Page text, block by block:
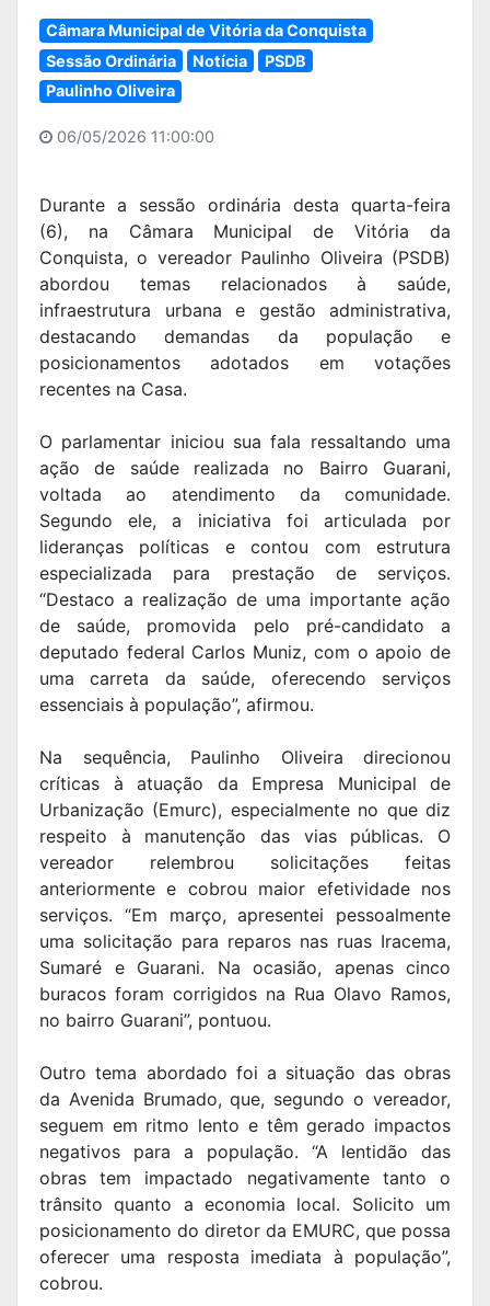
Câmara Municipal de Vitória da Conquista
Sessão Ordinária
Notícia
PSDB
Paulinho Oliveira
06/05/2026 11:00:00
Durante a sessão ordinária desta quarta-feira
(6), na Câmara Municipal de Vitória da
Conquista, o vereador Paulinho Oliveira (PSDB)
abordou temas relacionados à saúde,
infraestrutura urbana e gestão administrativa,
destacando demandas da população e
posicionamentos adotados em votações
recentes na Casa.
O parlamentar iniciou sua fala ressaltando uma
ação de saúde realizada no Bairro Guarani,
voltada ao atendimento da comunidade.
Segundo ele, a iniciativa foi articulada por
lideranças políticas e contou com estrutura
especializada para prestação de serviços.
“Destaco a realização de uma importante ação
de saúde, promovida pelo pré-candidato a
deputado federal Carlos Muniz, com o apoio de
uma carreta da saúde, oferecendo serviços
essenciais à população”, afirmou.
Na sequência, Paulinho Oliveira direcionou
críticas à atuação da Empresa Municipal de
Urbanização (Emurc), especialmente no que diz
respeito à manutenção das vias públicas. O
vereador relembrou solicitações feitas
anteriormente e cobrou maior efetividade nos
serviços. “Em março, apresentei pessoalmente
uma solicitação para reparos nas ruas Iracema,
Sumaré e Guarani. Na ocasião, apenas cinco
buracos foram corrigidos na Rua Olavo Ramos,
no bairro Guarani”, pontuou.
Outro tema abordado foi a situação das obras
da Avenida Brumado, que, segundo o vereador,
seguem em ritmo lento e têm gerado impactos
negativos para a população. “A lentidão das
obras tem impactado negativamente tanto o
trânsito quanto a economia local. Solicito um
posicionamento do diretor da EMURC, que possa
oferecer uma resposta imediata à população”,
cobrou.